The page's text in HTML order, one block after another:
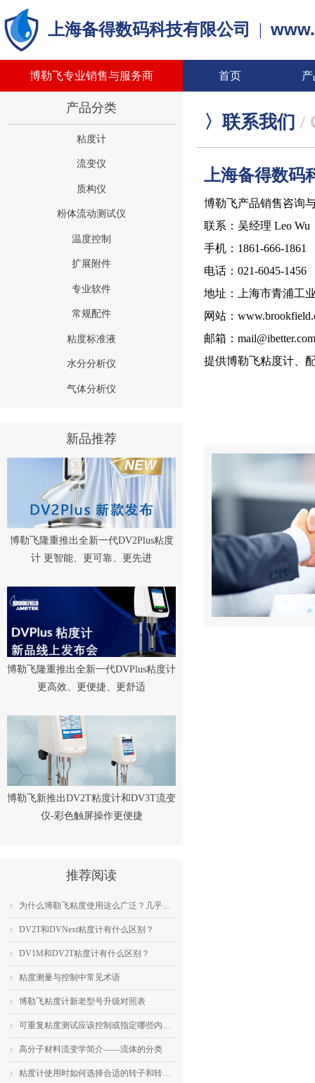
上海备得数码科技有限公司 |
首页
博勒飞专业销售与服务商
〉联系我们 /
上海备得数码
博勒飞产品销售咨询
联系：吴经理 Leo Wu
手机：1861-666-1861
电话：021-6045-1456
地址：上海市青浦工
网站：
邮箱：mail@ibetter.com
提供博勒飞粘度计、
粘度计
流变仪
质构仪
粉体流动测试仪
温度控制
扩展附件
专业软件
常规配件
粘度标准液
水分分析仪
气体分析仪
产品分类
ꁇ 为什么博勒飞粘度使用这么广泛？几乎成为了行业标准？
ꁇ DV2T和DVNext粘度计有什么区别？
ꁇ DV1M和DV2T粘度计有什么区别？
ꁇ 粘度测量与控制中常见术语
ꁇ 博勒飞粘度计新老型号升级对照表
ꁇ 可重复粘度测试应该控制或指定哪些内容？
ꁇ 高分子材料流变学简介——流体的分类
ꁇ 粘度计使用时如何选择合适的转子和转速？
推荐阅读
新品推荐
博勒飞隆重推出全新一代DV2Plus粘度
计 更智能、更可靠、更先进
博勒飞隆重推出全新一代DVPlus粘度计
更高效、更便捷、更舒适
博勒飞新推出DV2T粘度计和DV3T流变
仪-彩色触屏操作更便捷